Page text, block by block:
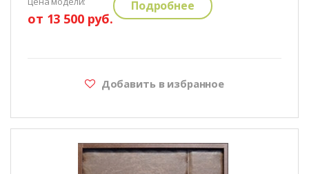
от 13 500 руб.
Подробнее
Добавить в избранное